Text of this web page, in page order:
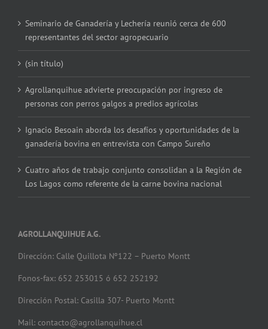
Seminario de Ganadería y Lechería reunió cerca de 600
representantes del sector agropecuario
(sin título)
Agrollanquihue advierte preocupación por ingreso de
personas con perros galgos a predios agrícolas
Ignacio Besoain aborda los desafíos y oportunidades de la
ganadería bovina en entrevista con Campo Sureño
Cuatro años de trabajo conjunto consolidan a la Región de
Los Lagos como referente de la carne bovina nacional
AGROLLANQUIHUE A.G.
Dirección: Calle Quillota Nº122 – Puerto Montt
Fonos-fax: 652 253015 ó 652 252192
Dirección Postal: Casilla 307- Puerto Montt
Mail: contacto@agrollanquihue.cl